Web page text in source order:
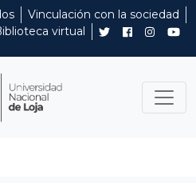
Vinculación con la sociedad
virtual